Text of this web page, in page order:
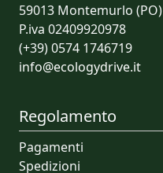
59013 Montemurlo (PO)
P.iva 02409920978
(+39) 0574 1746719
info@ecologydrive.it
Regolamento
Pagamenti
Spedizioni